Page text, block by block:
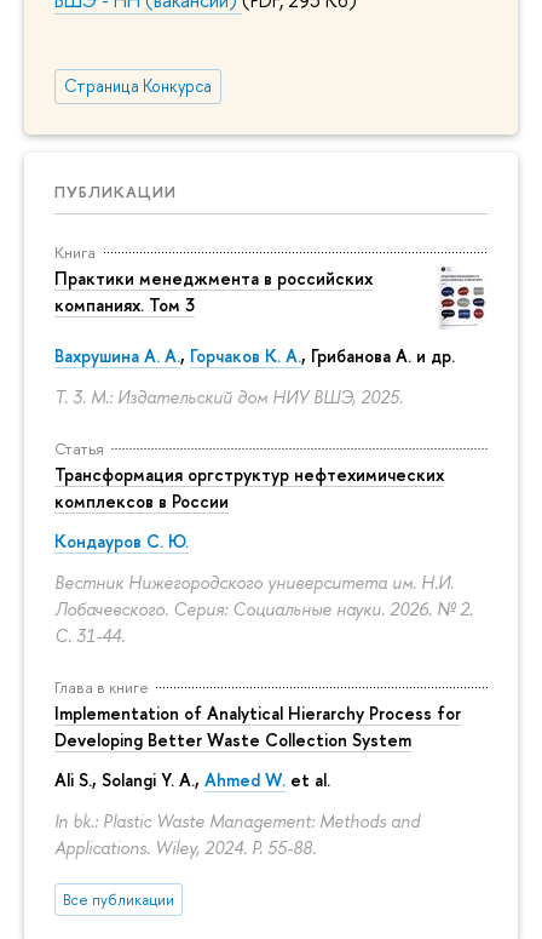
Страница Конкурса
ПУБЛИКАЦИИ
Книга
Практики менеджмента в российских
компаниях. Том 3
Вахрушина А. А., Горчаков К. А., Грибанова А. и др.
Т. 3. М.: Издательский дом НИУ ВШЭ, 2025.
Статья
Трансформация оргструктур нефтехимических
комплексов в России
Кондауров С. Ю.
Вестник Нижегородского университета им. Н.И.
Лобачевского. Серия: Социальные науки. 2026. № 2.
С. 31-44.
Глава в книге
Implementation of Analytical Hierarchy Process for
Developing Better Waste Collection System
Ali S., Solangi Y. A., Ahmed W. et al.
In bk.: Plastic Waste Management: Methods and
Applications. Wiley, 2024. P. 55-88.
Все публикации